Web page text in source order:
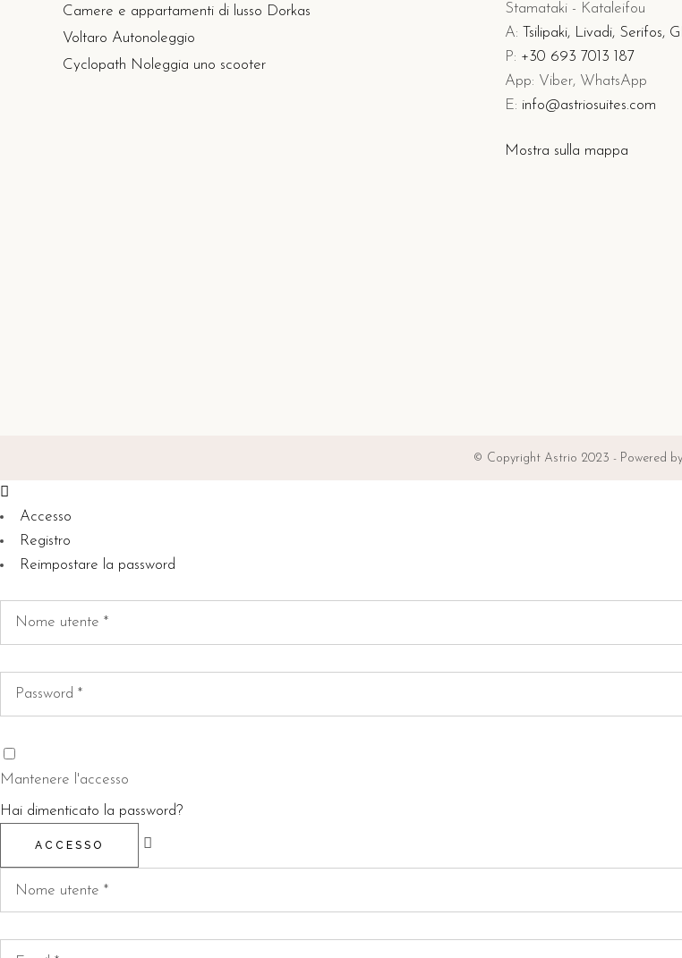
Camere e appartamenti di lusso Dorkas
Voltaro Autonoleggio
Cyclopath Noleggia uno scooter
Stamataki - Kataleifou
A:
Tsilipaki, Livadi, Serifos,
P: +30 693 7013 187
App: Viber, WhatsApp
E: info@astriosuites.com
Mostra sulla mappa
© Copyright Astrio 2023 - Powered by
Accesso
Registro
Reimpostare la password
Mantenere l'accesso
Hai dimenticato la password?
ACCESSO